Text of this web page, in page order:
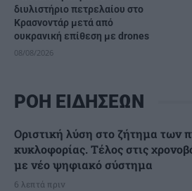
διυλιστήριο πετρελαίου στο
Κρασνοντάρ μετά από
ουκρανική επίθεση με drones
08/08/2026
ΡΟΗ ΕΙΔΗΣΕΩΝ
Οριστική λύση στο ζήτημα των
κυκλοφορίας. Τέλος στις
με νέο ψηφιακό σύστημα
6 λεπτά πριν